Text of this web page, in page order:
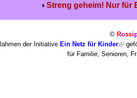
Streng geheim! Nur für
© Rossi
der Initiative Ein Netz für Kinder
für Familie, Senioren,